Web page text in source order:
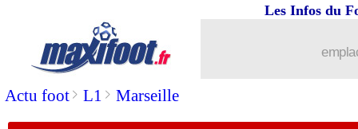
Actu foot> L1 > Marseille
Les Infos du
: Lorient-Nice, les compos
30/11 L1: Angers-Lens, les compos